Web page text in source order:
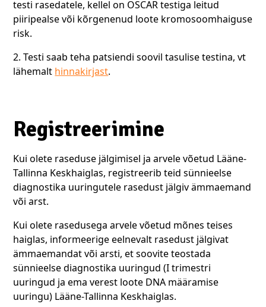
testi rasedatele, kellel on OSCAR testiga leitud
piiripealse või kõrgenenud loote kromosoomhaiguse
risk.
2. Testi saab teha patsiendi soovil tasulise testina, vt
lähemalt hinnakirjast.
Registreerimine
Kui olete raseduse jälgimisel ja arvele võetud Lääne-
Tallinna Keskhaiglas, registreerib teid sünnieelse
diagnostika uuringutele rasedust jälgiv ämmaemand
või arst.
Kui olete rasedusega arvele võetud mõnes teises
haiglas, informeerige eelnevalt rasedust jälgivat
ämmaemandat või arsti, et soovite teostada
sünnieelse diagnostika uuringud (I trimestri
uuringud ja ema verest loote DNA määramise
uuringu) Lääne-Tallinna Keskhaiglas.